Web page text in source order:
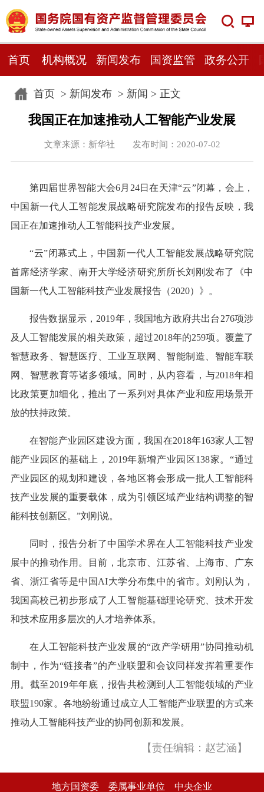
首页 机构概况 新闻发布 国资监管 政务公开
首页> 新闻发布> 新闻 > 正文
我国正在加速推动人工智能产业发展
文章来源：新华社 发布时间：2020-07-02
第四届世界智能大会6月24日在天津“云”闭幕，会上，
中国新一代人工智能发展战略研究院发布的报告反映，我
国正在加速推动人工智能科技产业发展。
“云”闭幕式上，中国新一代人工智能发展战略研究院
首席经济学家、南开大学经济研究所所长刘刚发布了《中
国新一代人工智能科技产业发展报告（2020）》。
报告数据显示，2019年，我国地方政府共出台276项涉
及人工智能发展的相关政策，超过2018年的259项。覆盖了
智慧政务、智慧医疗、工业互联网、智能制造、智能车联
网、智慧教育等诸多领域。同时，从内容看，与2018年相
比政策更加细化，推出了一系列对具体产业和应用场景开
放的扶持政策。
在智能产业园区建设方面，我国在2018年163家人工智
能产业园区的基础上，2019年新增产业园区138家。“通过
产业园区的规划和建设，各地区将会形成一批人工智能科
技产业发展的重要载体，成为引领区域产业结构调整的智
能科技创新区。”刘刚说。
同时，报告分析了中国学术界在人工智能科技产业发
展中的推动作用。目前，北京市、江苏省、上海市、广东
省、浙江省等是中国AI大学分布集中的省市。刘刚认为，
我国高校已初步形成了人工智能基础理论研究、技术开发
和技术应用多层次的人才培养体系。
在人工智能科技产业发展的“政产学研用”协同推动机
制中，作为“链接者”的产业联盟和会议同样发挥着重要作
用。截至2019年年底，报告共检测到人工智能领域的产业
联盟190家。各地纷纷通过成立人工智能产业联盟的方式来
推动人工智能科技产业的协同创新和发展。
【责任编辑：赵艺涵】
地方国资委 委属事业单位 中央企业